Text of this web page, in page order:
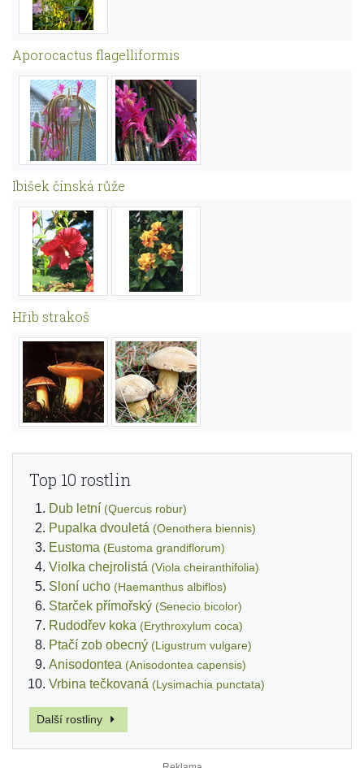
Aporocactus flagelliformis
Ibišek čínská růže
Hřib strakoš
Top 10 rostlin
Dub letní (Quercus robur)
Pupalka dvouletá (Oenothera biennis)
Eustoma (Eustoma grandiflorum)
Violka chejrolistá (Viola cheiranthifolia)
Sloní ucho (Haemanthus albiflos)
Starček přímořský (Senecio bicolor)
Rudodřev koka (Erythroxylum coca)
Ptačí zob obecný (Ligustrum vulgare)
Anisodontea (Anisodontea capensis)
Vrbina tečkovaná (Lysimachia punctata)
Další rostliny